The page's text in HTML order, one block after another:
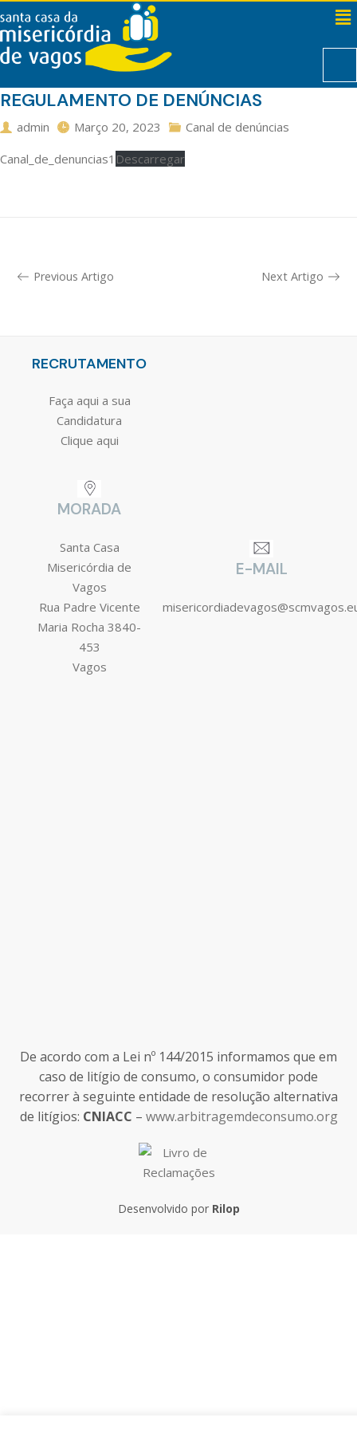
REGULAMENTO DE DENÚNCIAS
admin Março 20, 2023
Canal de denúncias
Canal_de_denuncias1 Descarregar
Previous Artigo Next Artigo
RECRUTAMENTO
Faça aqui a sua
Candidatura
Clique aqui
MORADA
Santa Casa
Misericórdia de
Vagos
Rua Padre Vicente
Maria Rocha 3840-
453
Vagos
E-MAIL
De acordo com a Lei nº 144/2015 informamos que em
caso de litígio de consumo, o consumidor pode
recorrer à seguinte entidade de resolução alternativa
de litígios: CNIACC – www.arbitragemdeconsumo.org
Desenvolvido por Rilop